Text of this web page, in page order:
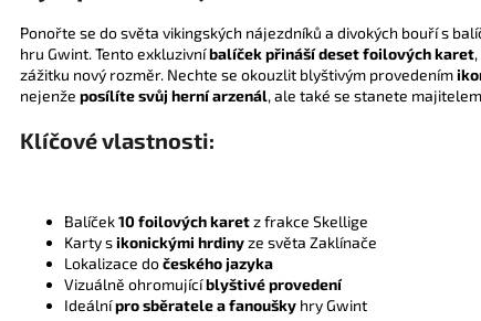
Ponořte se do světa vikingských nájezdníků a divokých bouří s
hru Gwint. Tento exkluzivníbalíček přináší deset foilových karet
zážitku nový rozměr. Nechte se okouzlit blyštivým provedením
nejenže posílíte svůj herní arzenál, ale také se stanete
Klíčové vlastnosti:
Balíček10 foilových karetz frakce Skellige
Karty sikonickými hrdinyze světa Zaklínače
Lokalizace dočeského jazyka
Vizuálně ohromujícíblyštivé provedení
Ideálnípro sběratele a fanoušky hry Gwint